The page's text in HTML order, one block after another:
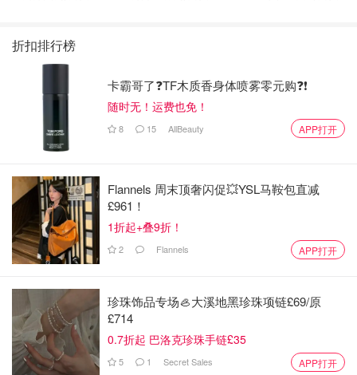
折扣排行榜
卡霸哥了❓TF木质香身体喷雾零元购❓❗
随时无！运费也免！
8 15 AllBeauty APP打开
Flannels 周末顶奢闪促💥YSL马鞍包直减
£961！
1折起+叠9折！
2 Flannels APP打开
珍珠饰品专场🦪大溪地黑珍珠项链£69/原
£714
0.7折起 巴洛克珍珠手链£35
5 1 Secret Sales APP打开